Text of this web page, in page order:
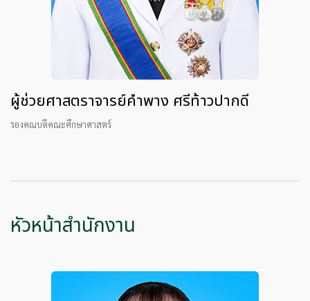
ผู้ช่วยศาสตราจารย์คำพาง ศรีท้าวปากดี
รองคณบดีคณะศึกษาศาสตร์
หัวหน้าสำนักงาน